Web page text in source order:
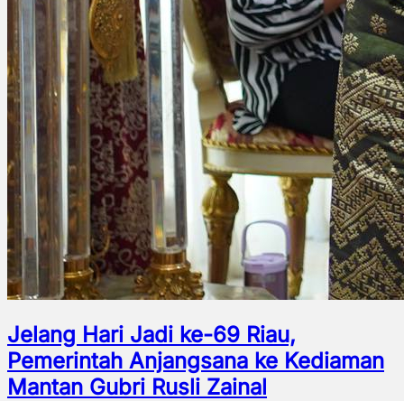
Jelang Hari Jadi ke-69 Riau,
Pemerintah Anjangsana ke Kediaman
Mantan Gubri Rusli Zainal